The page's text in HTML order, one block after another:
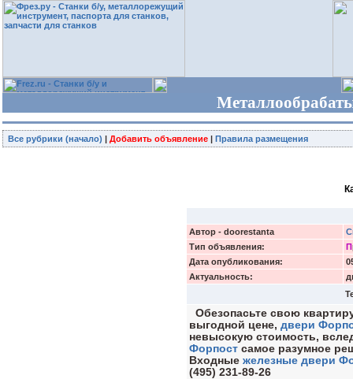
Все рубрики (начало) | Добавить объявление | Правила размещения
Автор - doorestanta
Тип объявления:
П
Дата опубликования:
Актуальность:
Обезопасьте свою
выгодной цене, двери
невысокую стоимость,
Форпост самое разумное
Входные железные двери
(495) 231-89-26